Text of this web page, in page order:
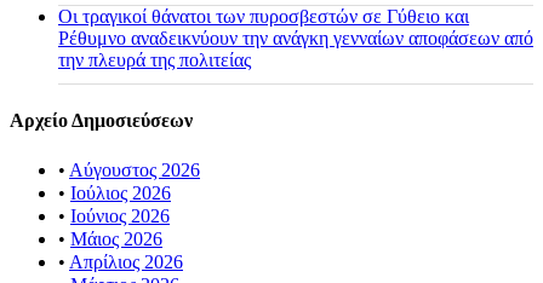
Οι τραγικοί θάνατοι των πυροσβεστών σε Γύθειο και
Ρέθυμνο αναδεικνύουν την ανάγκη γενναίων αποφάσεων από
την πλευρά της πολιτείας
Αρχείο Δημοσιεύσεων
• Αύγουστος 2026
• Ιούλιος 2026
• Ιούνιος 2026
• Μάιος 2026
• Απρίλιος 2026